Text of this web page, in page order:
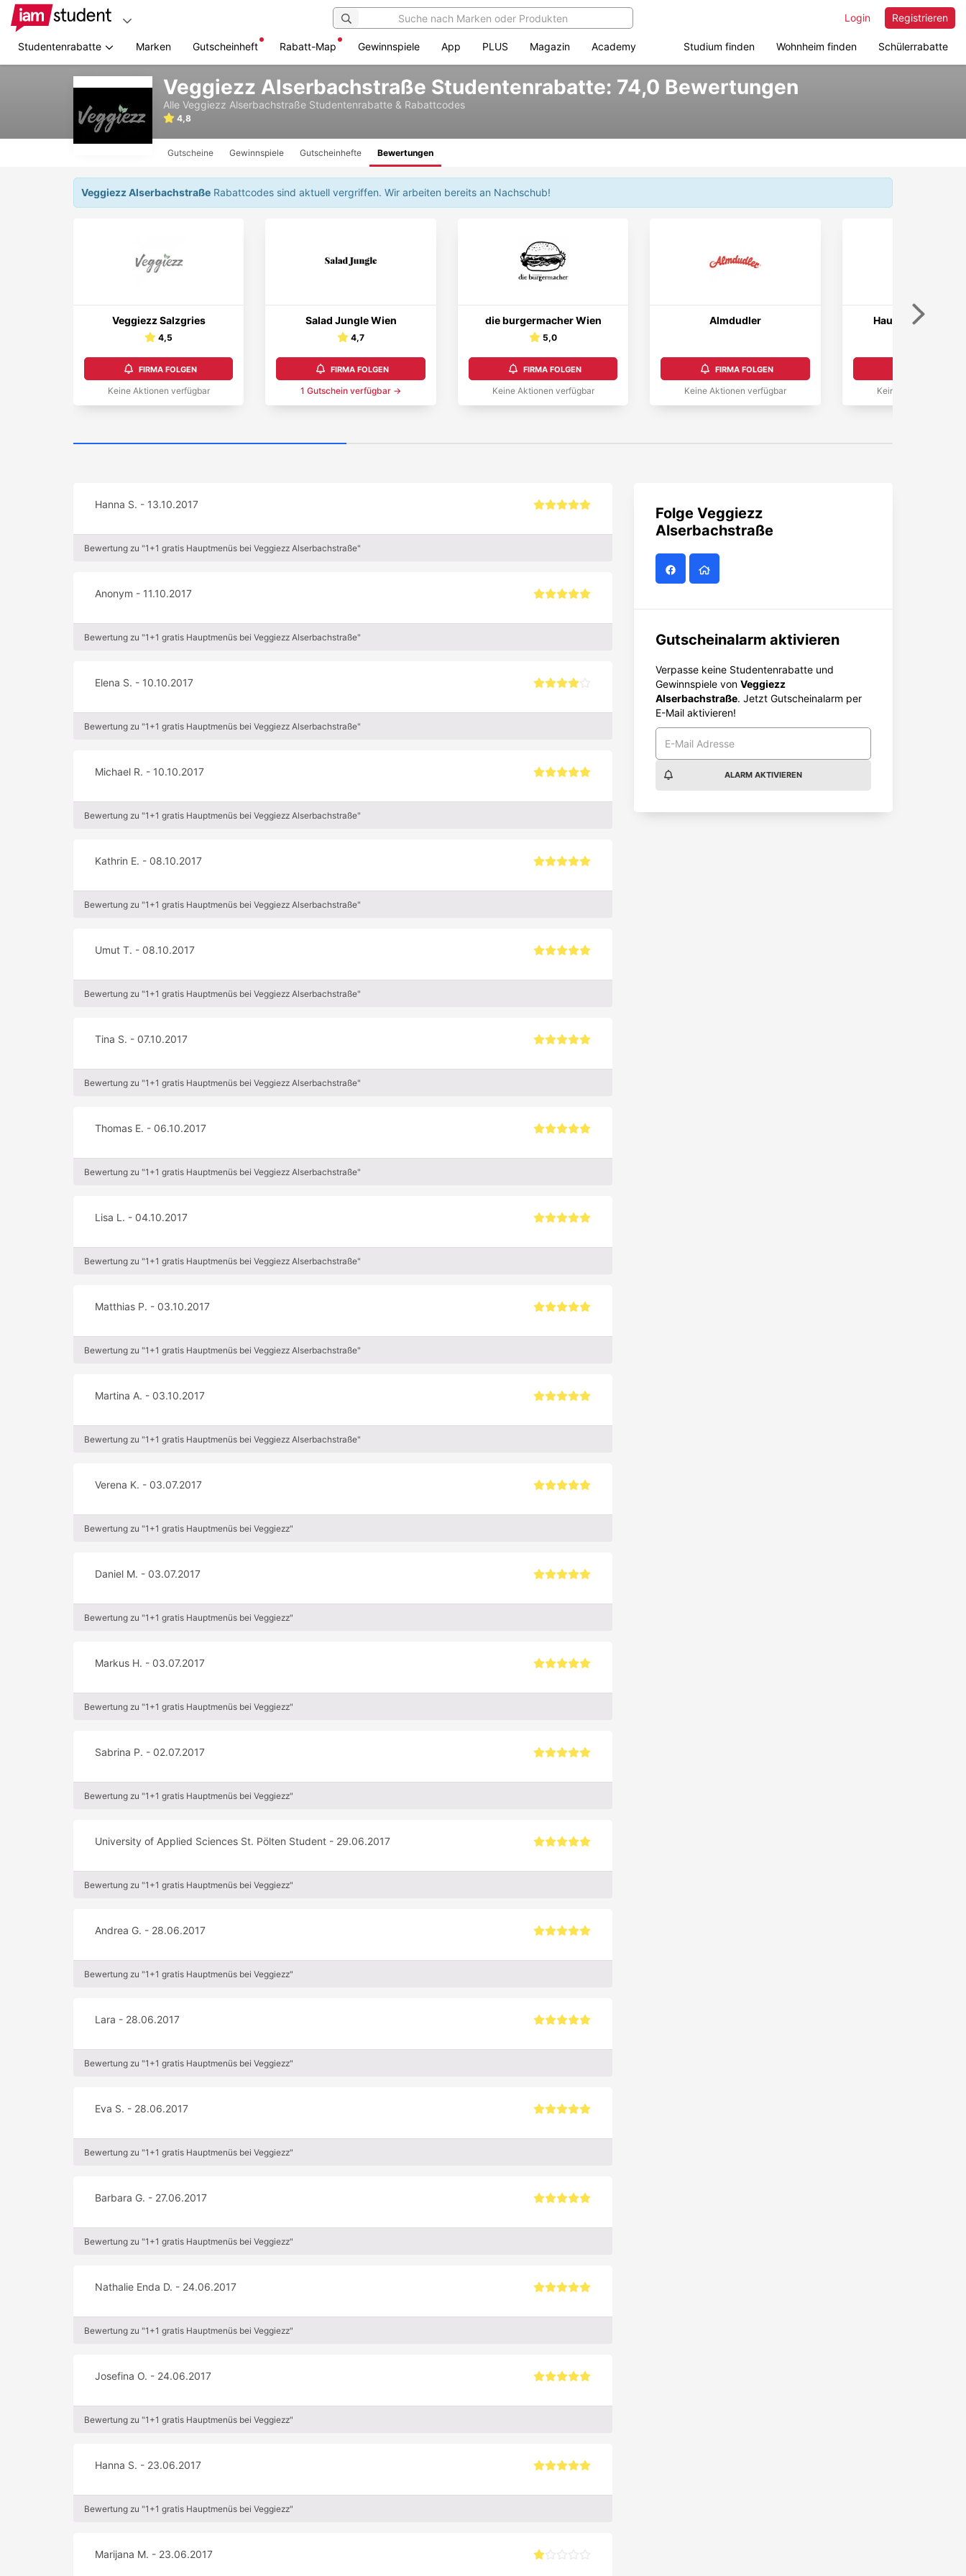
Registrieren
Login
Studentenrabatte Marken Gutscheinheft Rabatt-Map Gewinnspiele App PLUS Magazin Academy Studium finden Wohnheim finden Schülerrabatte
Veggiezz Alserbachstraße Studentenrabatte: 74,0 Bewertungen
Alle Veggiezz Alserbachstraße Studentenrabatte & Rabattcodes
4,8
Gutscheine Gewinnspiele Gutscheinhefte Bewertungen
Veggiezz Alserbachstraße Rabattcodes sind aktuell vergriffen. Wir arbeiten bereits an Nachschub!
Veggiezz Salzgries
4,5
FIRMA FOLGEN
Keine Aktionen verfügbar
Salad Jungle Wien
4,7
FIRMA FOLGEN
1Gutschein verfügbar →
die burgermacher Wien
5,0
FIRMA FOLGEN
Keine Aktionen verfügbar
Almdudler
FIRMA FOLGEN
Keine Aktionen verfügbar
Hausmair's
Keine Aktionen
Hanna S. - 13.10.2017
Bewertung zu "1+1 gratis Hauptmenüs bei Veggiezz Alserbachstraße"
Anonym - 11.10.2017
Bewertung zu "1+1 gratis Hauptmenüs bei Veggiezz Alserbachstraße"
Elena S. - 10.10.2017
Bewertung zu "1+1 gratis Hauptmenüs bei Veggiezz Alserbachstraße"
Michael R. - 10.10.2017
Bewertung zu "1+1 gratis Hauptmenüs bei Veggiezz Alserbachstraße"
Kathrin E. - 08.10.2017
Bewertung zu "1+1 gratis Hauptmenüs bei Veggiezz Alserbachstraße"
Umut T. - 08.10.2017
Bewertung zu "1+1 gratis Hauptmenüs bei Veggiezz Alserbachstraße"
Tina S. - 07.10.2017
Bewertung zu "1+1 gratis Hauptmenüs bei Veggiezz Alserbachstraße"
Thomas E. - 06.10.2017
Bewertung zu "1+1 gratis Hauptmenüs bei Veggiezz Alserbachstraße"
Lisa L. - 04.10.2017
Bewertung zu "1+1 gratis Hauptmenüs bei Veggiezz Alserbachstraße"
Matthias P. - 03.10.2017
Bewertung zu "1+1 gratis Hauptmenüs bei Veggiezz Alserbachstraße"
Martina A. - 03.10.2017
Bewertung zu "1+1 gratis Hauptmenüs bei Veggiezz Alserbachstraße"
Verena K. - 03.07.2017
Bewertung zu "1+1 gratis Hauptmenüs bei Veggiezz"
Daniel M. - 03.07.2017
Bewertung zu "1+1 gratis Hauptmenüs bei Veggiezz"
Markus H. - 03.07.2017
Bewertung zu "1+1 gratis Hauptmenüs bei Veggiezz"
Sabrina P. - 02.07.2017
Bewertung zu "1+1 gratis Hauptmenüs bei Veggiezz"
University of Applied Sciences St. Pölten Student - 29.06.2017
Bewertung zu "1+1 gratis Hauptmenüs bei Veggiezz"
Andrea G. - 28.06.2017
Bewertung zu "1+1 gratis Hauptmenüs bei Veggiezz"
Lara - 28.06.2017
Bewertung zu "1+1 gratis Hauptmenüs bei Veggiezz"
Eva S. - 28.06.2017
Bewertung zu "1+1 gratis Hauptmenüs bei Veggiezz"
Barbara G. - 27.06.2017
Bewertung zu "1+1 gratis Hauptmenüs bei Veggiezz"
Nathalie Enda D. - 24.06.2017
Bewertung zu "1+1 gratis Hauptmenüs bei Veggiezz"
Josefina O. - 24.06.2017
Bewertung zu "1+1 gratis Hauptmenüs bei Veggiezz"
Hanna S. - 23.06.2017
Bewertung zu "1+1 gratis Hauptmenüs bei Veggiezz"
Marijana M. - 23.06.2017
Folge Veggiezz
Alserbachstraße
Gutscheinalarm aktivieren
Verpasse keine Studentenrabatte und
Gewinnspiele von Veggiezz
Alserbachstraße. Jetzt Gutscheinalarm per
E-Mail aktivieren!
ALARM AKTIVIEREN